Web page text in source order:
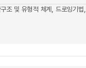
및 유형적 체계, 드로잉기법